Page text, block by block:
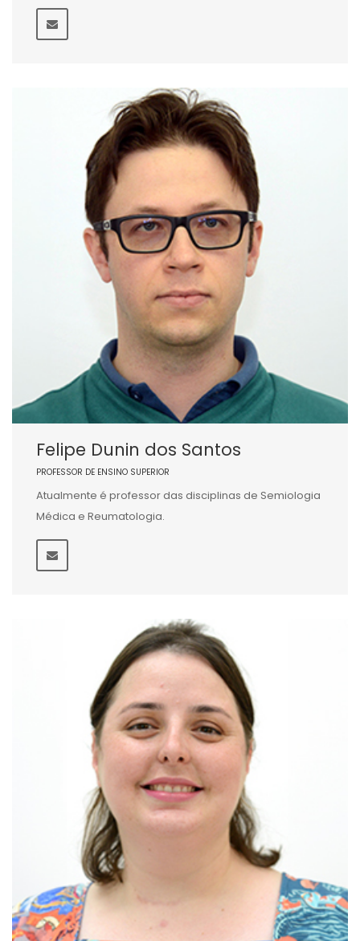
Felipe Dunin dos Santos
PROFESSOR DE ENSINO SUPERIOR
Atualmente é professor das disciplinas de Semiologia
Médica e Reumatologia.